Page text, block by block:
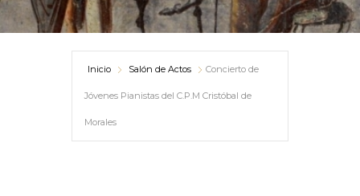
Inicio Salón de Actos Concierto de
Jóvenes Pianistas del C.P.M Cristóbal de
Morales